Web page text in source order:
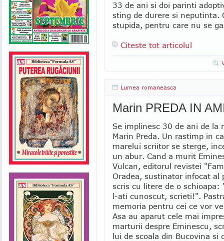
33 de ani si doi parinti
sting de durere si neputinta.
stupida, pentru care nu se
Citeste tot articolul
Lumea romaneasca
Marin PREDA IN
Se implinesc 30 de ani de la
Marin Preda. Un rastimp in
marelui scriitor se sterge,
un abur. Cand a murit
Vulcan, editorul revistei
Oradea, sustinator infocat al
scris cu litere de o schioapa:
l-ati cunoscut, scrieti!".
memoria pentru cei ce vor
Asa au aparut cele mai
marturii despre Eminescu,
lui de scoala din Bucovina si